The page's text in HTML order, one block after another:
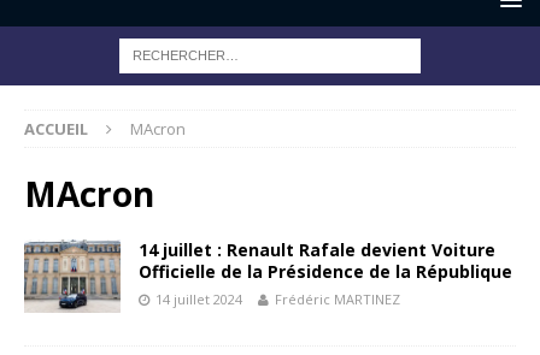
ACCUEIL MAcron
MAcron
14 juillet : Renault Rafale devient Voiture
Officielle de la Présidence de la République
14 juillet 2024 Frédéric MARTINEZ